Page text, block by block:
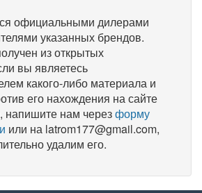
официальными дилерами
указанных брендов.
из открытых
вы являетесь
какого-либо материала и
его нахождения на сайте
нам черезформу
или на latrom177@gmail.com,
удалим его.